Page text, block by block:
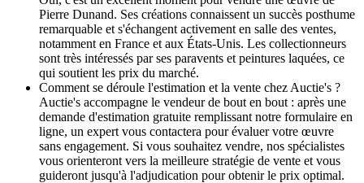
Pierre Dunand. Ses créations connaissent un succès posthume
remarquable et s'échangent activement en salle des ventes,
notamment en France et aux États-Unis. Les collectionneurs
sont très intéressés par ses paravents et peintures laquées, ce
qui soutient les prix du marché.
Comment se déroule l'estimation et la vente chez Auctie's ?
Auctie's accompagne le vendeur de bout en bout : après une
demande d'estimation gratuite remplissant notre formulaire en
ligne, un expert vous contactera pour évaluer votre œuvre
sans engagement. Si vous souhaitez vendre, nos spécialistes
vous orienteront vers la meilleure stratégie de vente et vous
guideront jusqu'à l'adjudication pour obtenir le prix optimal.